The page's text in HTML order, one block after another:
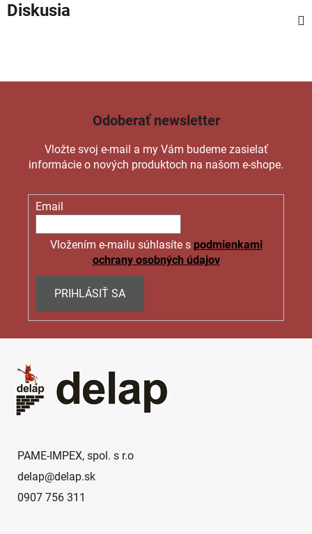
Diskusia
Odoberať newsletter
Vložte svoj e-mail a my Vám budeme zasielať
informácie o nových produktoch na našom e-shope.
Email
Vložením e-mailu súhlasíte s podmienkami
ochrany osobných údajov
PRIHLÁSIŤ SA
PAME-IMPEX, spol. s r.o
delap@delap.sk
0907 756 311